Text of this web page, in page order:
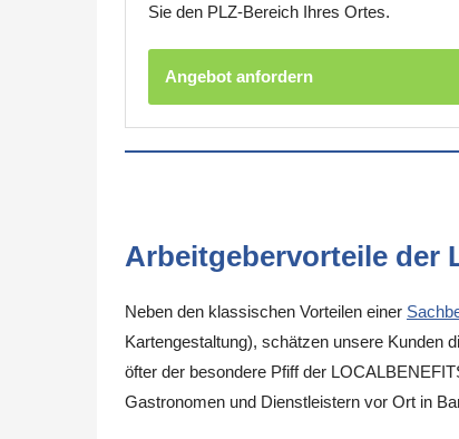
Sie den PLZ-Bereich Ihres Ortes.
Angebot anfordern
Arbeitgebervorteile der
Neben den klassischen Vorteilen einer
Kartengestaltung), schätzen unsere Kunden
öfter der besondere Pfiff der
Gastronomen und Dienstleistern vor Ort in